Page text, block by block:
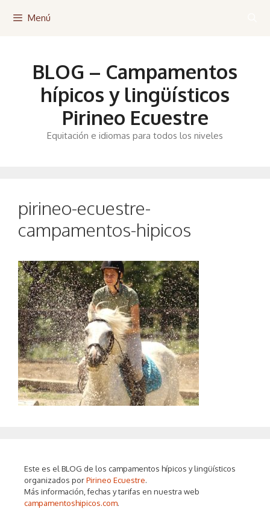
Menú
BLOG – Campamentos
hípicos y lingüísticos
Pirineo Ecuestre
Equitación e idiomas para todos los niveles
pirineo-ecuestre-
campamentos-hipicos
Este es el BLOG de los campamentos hípicos y lingüísticos
organizados porPirineo Ecuestre.
Más información, fechas y tarifas en nuestra web
campamentoshipicos.com.